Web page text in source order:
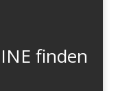
finden